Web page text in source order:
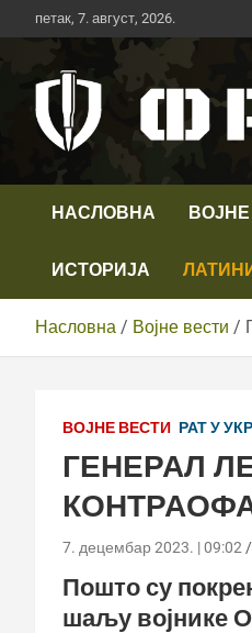
Скип
то
петак, 7. август, 2026.
НАСЛОВНА
ИСТОРИЈА
Насловна Војне вести
ВОЈНЕ ВЕСТИ РАТ У
ГЕНЕРАЛ
7. децембар 2023. | 09:02
Пошто су
шаљу војнике